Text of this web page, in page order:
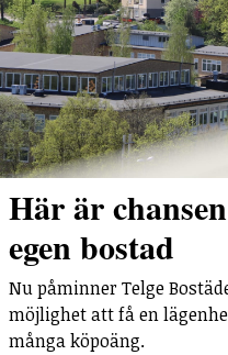
Här är
egen bostad
Nu påminner Telge
möjlighet att få en
många köpoäng.